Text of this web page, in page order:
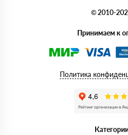
© 2010-
Принимаем к
Политика